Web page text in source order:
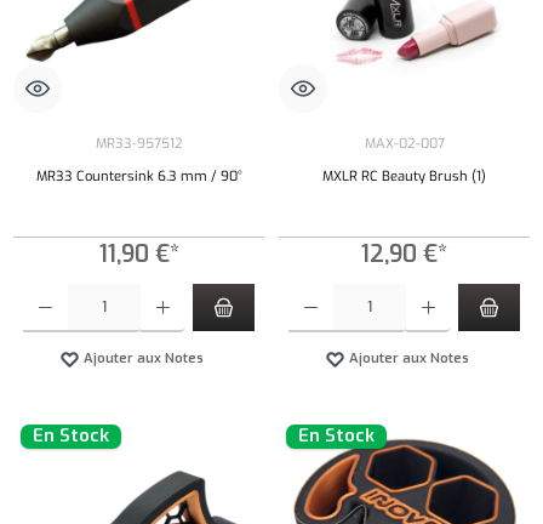
MR33-957512
MR33 Countersink 6.3 mm / 90°
11,90 €*
Ajouter aux Notes
MAX-02-007
MXLR RC Beauty Brush (1)
12,90 €*
Ajouter aux Notes
En Stock En Stock